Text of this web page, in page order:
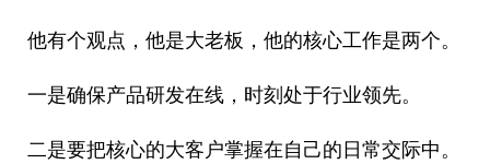
他有个观点，他是大老板，他的核心工作是两个。
一是确保产品研发在线，时刻处于行业领先。
二是要把核心的大客户掌握在自己的日常交际中。